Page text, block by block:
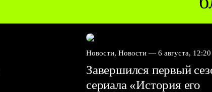
Новости, Новости — 6 августа, 12:20
Завершился первый
сериала «История его